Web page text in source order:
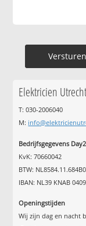
Elektricien Utrecht
T: 030-2006040
M:
Bedrijfsgegevens
KvK: 70660042
BTW:
IBAN: NL39 KNAB
Openingstijden
Wij zijn dag en nacht